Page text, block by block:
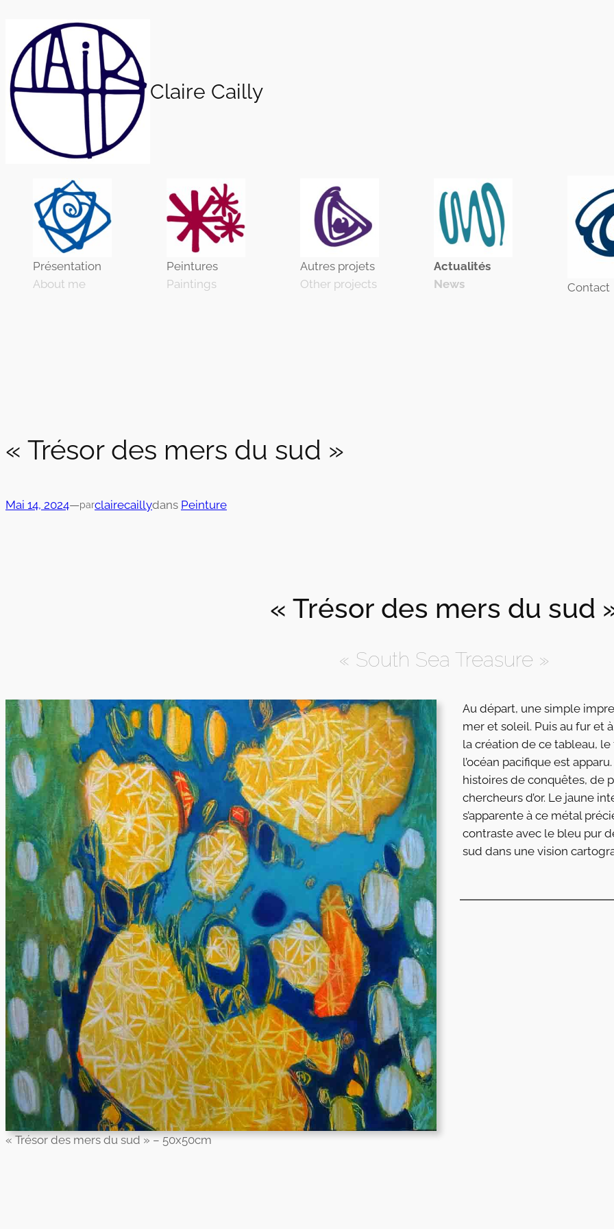
contenu
Claire Cailly
Présentation
About me
Peintures
Paintings
Autres projets
Other projects
Actualités
News
Contact
« Trésor des mers du sud »
Mai 14, 2024—parclairecaillydans Peinture
« Trésor des mers du sud
« South Sea Treasure »
« Trésor des mers du sud » – 50x50cm
Au départ, une simple
mer et soleil. Puis au fur et
la création de ce tableau,
l’océan pacifique est
histoires de conquêtes, de
chercheurs d’or. Le jaune
s’apparente à ce métal
contraste avec le bleu pur
sud dans une vision